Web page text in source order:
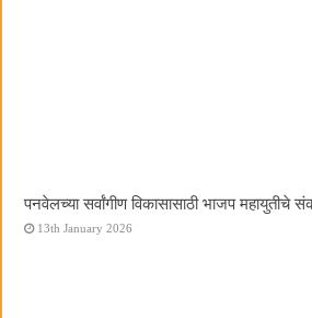
पनवेलच्या सर्वांगीण विकासासाठी भाजप महायुतीचे
13th January 2026